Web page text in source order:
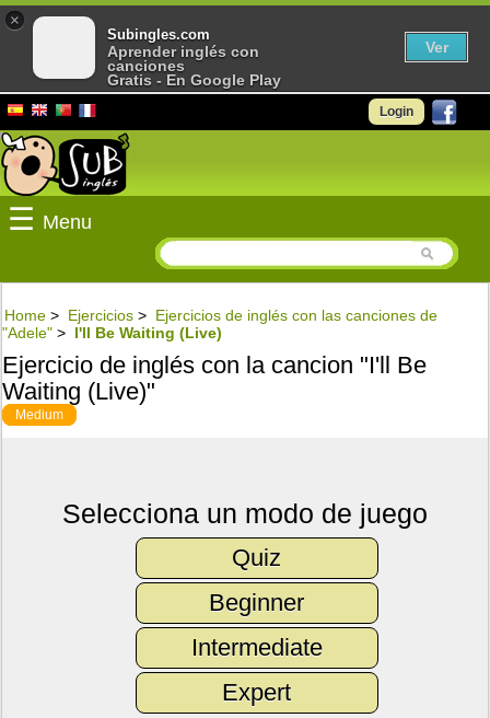
Login
☰ Menu
Home > Ejercicios > Ejercicios de inglés con las canciones de
"Adele" > I'll Be Waiting (Live)
Ejercicio de inglés con la cancion "I'll Be
Waiting (Live)"
Medium
Selecciona un modo de juego
Quiz
Beginner
Intermediate
Expert
×
Subingles.com
Aprender inglés con
canciones
Gratis - En Google Play
Ver